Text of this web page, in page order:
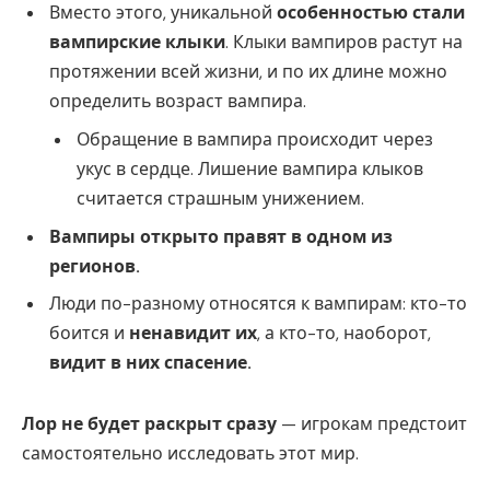
Вместо этого, уникальной особенностью стали
вампирские клыки. Клыки вампиров растут на
протяжении всей жизни, и по их длине можно
определить возраст вампира.
Обращение в вампира происходит через
укус в сердце. Лишение вампира клыков
считается страшным унижением.
Вампиры открыто правят в одном из
регионов.
Люди по-разному относятся к вампирам: кто-то
боится и ненавидит их, а кто-то, наоборот,
видит в них спасение.
Лор не будет раскрыт сразу — игрокам предстоит
самостоятельно исследовать этот мир.